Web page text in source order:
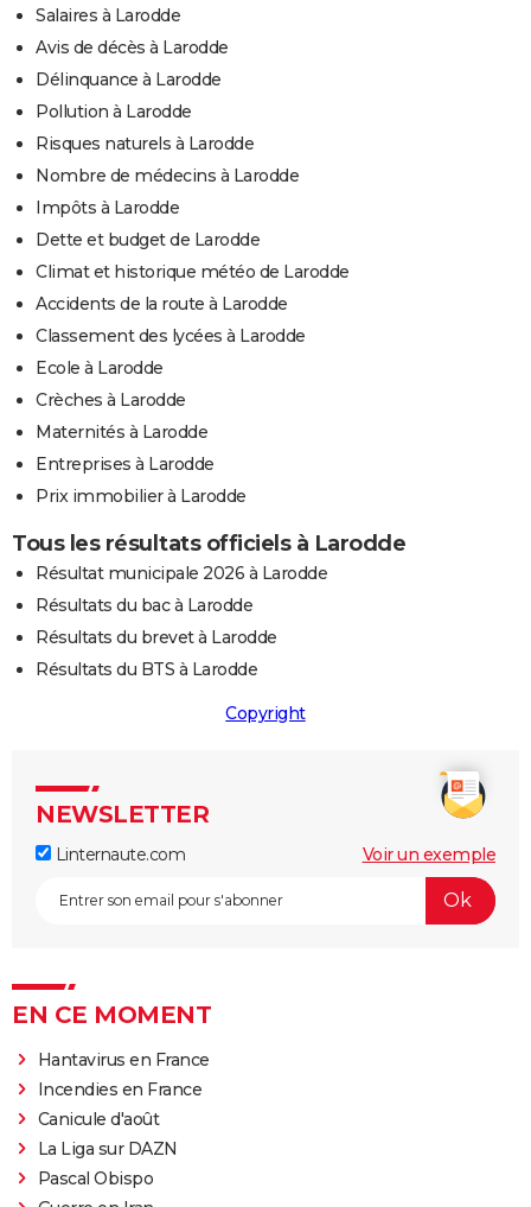
Salaires à Larodde
Avis de décès à Larodde
Délinquance à Larodde
Pollution à Larodde
Risques naturels à Larodde
Nombre de médecins à Larodde
Impôts à Larodde
Dette et budget de Larodde
Climat et historique météo de Larodde
Accidents de la route à Larodde
Classement des lycées à Larodde
Ecole à Larodde
Crèches à Larodde
Maternités à Larodde
Entreprises à Larodde
Prix immobilier à Larodde
Tous les résultats officiels à Larodde
Résultat municipale 2026 à Larodde
Résultats du bac à Larodde
Résultats du brevet à Larodde
Résultats du BTS à Larodde
Copyright
NEWSLETTER
Linternaute.com Voir un exemple
EN CE MOMENT
Hantavirus en France
Incendies en France
Canicule d'août
La Liga sur DAZN
Pascal Obispo